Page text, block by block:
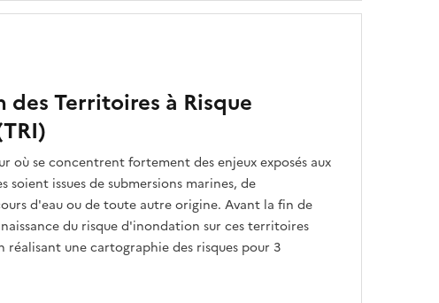
des Territoires à Risque
où se concentrent fortement des enjeux exposés aux
soient issues de submersions marines, de
d'eau ou de toute autre origine. Avant la fin de
du risque d'inondation sur ces territoires
réalisant une cartographie des risques pour 3